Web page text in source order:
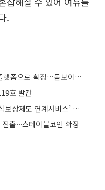
.
NH투자증권 "모트렉스, 전장 플랫폼으로 확장…돋보이는 저평가 매력"
호 발간
NH투자증권, 쿼타랩과 ‘N2 주식보상제도 연계서비스’ 강화
출∙∙∙스테이블코인 확장